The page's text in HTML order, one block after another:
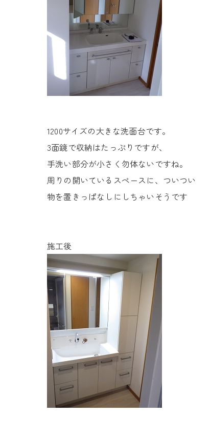
1200サイズの大きな洗面台です。
3面鏡で収納はたっぷりですが、
手洗い部分が小さく勿体ないですね。
周りの開いているスペースに、ついつい
物を置きっぱなしにしちゃいそうです
施工後